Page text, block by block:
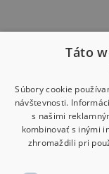
Táto
Súbory cookie
návštevnosti.
s našimi
kombinovať s inými
zhromaždili pri